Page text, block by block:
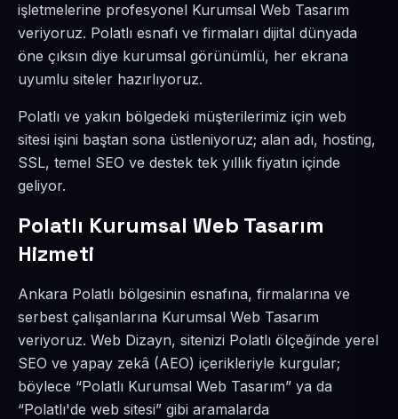
işletmelerine profesyonel Kurumsal Web Tasarım
veriyoruz. Polatlı esnafı ve firmaları dijital dünyada
öne çıksın diye kurumsal görünümlü, her ekrana
uyumlu siteler hazırlıyoruz.
Polatlı ve yakın bölgedeki müşterilerimiz için web
sitesi işini baştan sona üstleniyoruz; alan adı, hosting,
SSL, temel SEO ve destek tek yıllık fiyatın içinde
geliyor.
Polatlı Kurumsal Web Tasarım
Hizmeti
Ankara Polatlı bölgesinin esnafına, firmalarına ve
serbest çalışanlarına Kurumsal Web Tasarım
veriyoruz. Web Dizayn, sitenizi Polatlı ölçeğinde yerel
SEO ve yapay zekâ (AEO) içerikleriyle kurgular;
böylece “Polatlı Kurumsal Web Tasarım” ya da
“Polatlı'de web sitesi” gibi aramalarda